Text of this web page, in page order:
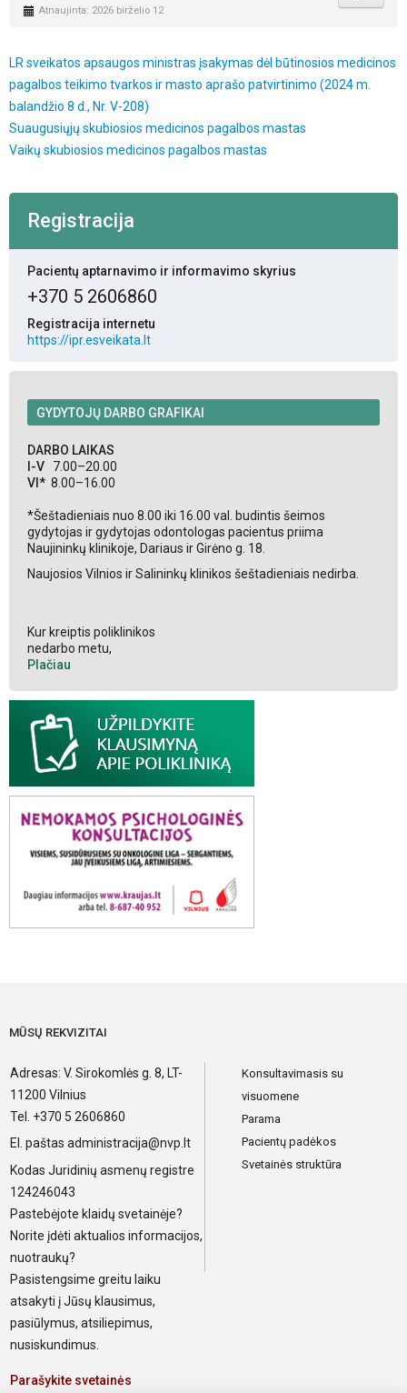
Atnaujinta: 2026 birželio 12
LR sveikatos apsaugos ministras įsakymas dėl būtinosios medicinos
pagalbos teikimo tvarkos ir masto aprašo patvirtinimo (2024 m.
balandžio 8 d., Nr. V-208)
Suaugusiųjų skubiosios medicinos pagalbos mastas
Vaikų skubiosios medicinos pagalbos mastas
Registracija
Pacientų aptarnavimo ir informavimo skyrius
+370 5 2606860
Registracija internetu
https://ipr.esveikata.lt
GYDYTOJŲ DARBO GRAFIKAI
DARBO LAIKAS
I-V 7.00–20.00
VI* 8.00–16.00
*Šeštadieniais nuo 8.00 iki 16.00 val. budintis šeimos
gydytojas ir gydytojas odontologas pacientus priima
Naujininkų klinikoje, Dariaus ir Girėno g. 18.
Naujosios Vilnios ir Salininkų klinikos šeštadieniais nedirba.
Kur kreiptis poliklinikos
nedarbo metu,
Plačiau
MŪSŲ REKVIZITAI
Adresas: V. Sirokomlės g. 8, LT-
11200 Vilnius
Tel. +370 5 2606860
El. paštas administracija@nvp.lt
Kodas Juridinių asmenų registre
124246043
Pastebėjote klaidų svetainėje?
Norite įdėti aktualios informacijos,
nuotraukų?
Pasistengsime greitu laiku
atsakyti į Jūsų klausimus,
pasiūlymus, atsiliepimus,
nusiskundimus.
Parašykite svetainės
Konsultavimasis su
visuomene
Parama
Pacientų padėkos
Svetainės struktūra